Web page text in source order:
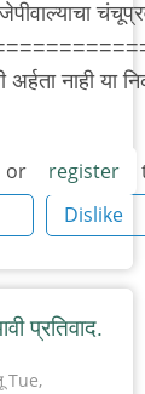
अर्हता नाही या
or register
Dislike
प्रतिवाद.
Tue,